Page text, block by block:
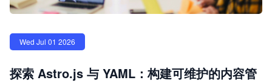
Wed Jul 01 2026
探索 Astro.js 与 YAML：构建可维护的内容管